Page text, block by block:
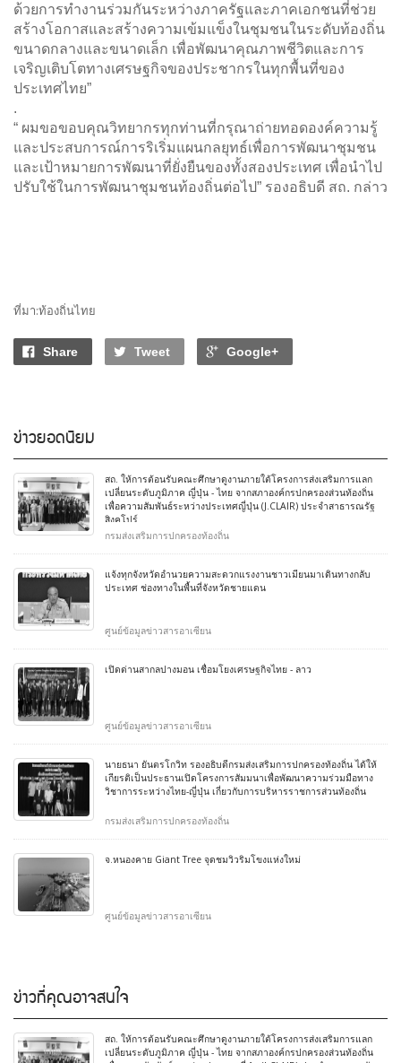
ด้วยการทำงานร่วมกันระหว่างภาครัฐและภาคเอกชนที่ช่วย
สร้างโอกาสและสร้างความเข้มแข็งในชุมชนในระดับท้องถิ่น
ขนาดกลางและขนาดเล็ก เพื่อพัฒนาคุณภาพชีวิตและการ
เจริญเติบโตทางเศรษฐกิจของประชากรในทุกพื้นที่ของ
ประเทศไทย”
.
“ ผมขอขอบคุณวิทยากรทุกท่านที่กรุณาถ่ายทอดองค์ความรู้
และประสบการณ์การริเริ่มแผนกลยุทธ์เพื่อการพัฒนาชุมชน
และเป้าหมายการพัฒนาที่ยั่งยืนของทั้งสองประเทศ เพื่อนำไป
ปรับใช้ในการพัฒนาชุมชนท้องถิ่นต่อไป” รองอธิบดี สถ. กล่าว
ที่มา:ท้องถิ่นไทย
Share Tweet Google+
ข่าวยอดนิยม
สถ. ให้การต้อนรับคณะศึกษาดูงานภายใต้โครงการส่งเสริมการแลก
เปลี่ยนระดับภูมิภาค ญี่ปุ่น - ไทย จากสภาองค์กรปกครองส่วนท้องถิ่น
เพื่อความสัมพันธ์ระหว่างประเทศญี่ปุ่น (J.CLAIR) ประจำสาธารณรัฐ
สิงคโปร์
กรมส่งเสริมการปกครองท้องถิ่น
แจ้งทุกจังหวัดอำนวยความสะดวกแรงงานชาวเมียนมาเดินทางกลับ
ประเทศ ช่องทางในพื้นที่จังหวัดชายแดน
ศูนย์ข้อมูลข่าวสารอาเซียน
เปิดด่านสากลปางมอน เชื่อมโยงเศรษฐกิจไทย - ลาว
ศูนย์ข้อมูลข่าวสารอาเซียน
นายธนา ยันตรโกวิท รองอธิบดีกรมส่งเสริมการปกครองท้องถิ่น ได้ให้
เกียรติเป็นประธานเปิดโครงการสัมมนาเพื่อพัฒนาความร่วมมือทาง
วิชาการระหว่างไทย-ญี่ปุ่น เกี่ยวกับการบริหารราชการส่วนท้องถิ่น
กรมส่งเสริมการปกครองท้องถิ่น
จ.หนองคาย Giant Tree จุดชมวิวริมโขงแห่งใหม่
ศูนย์ข้อมูลข่าวสารอาเซียน
ข่าวที่คุณอาจสนใจ
สถ. ให้การต้อนรับคณะศึกษาดูงานภายใต้โครงการส่งเสริมการแลก
เปลี่ยนระดับภูมิภาค ญี่ปุ่น - ไทย จากสภาองค์กรปกครองส่วนท้องถิ่น